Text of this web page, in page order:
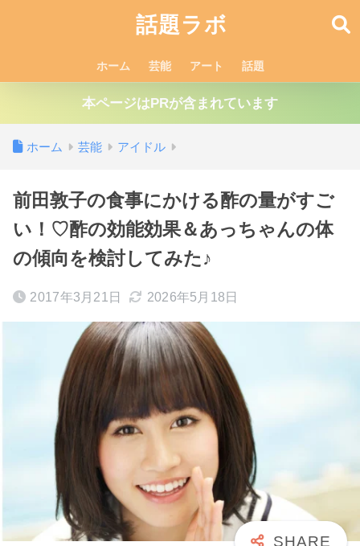
話題ラボ
ホーム 芸能 アート 話題
本ページはPRが含まれています
ホーム 芸能 アイドル
前田敦子の食事にかける酢の量がすご
い！♡酢の効能効果＆あっちゃんの体
の傾向を検討してみた♪
2017年3月21日 2026年5月18日